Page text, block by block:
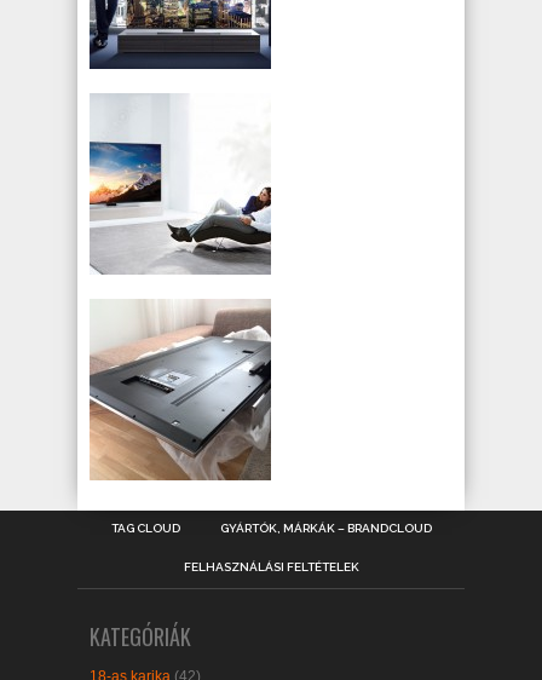
TAG CLOUD GYÁRTÓK, MÁRKÁK – BRANDCLOUD
FELHASZNÁLÁSI FELTÉTELEK
KATEGÓRIÁK